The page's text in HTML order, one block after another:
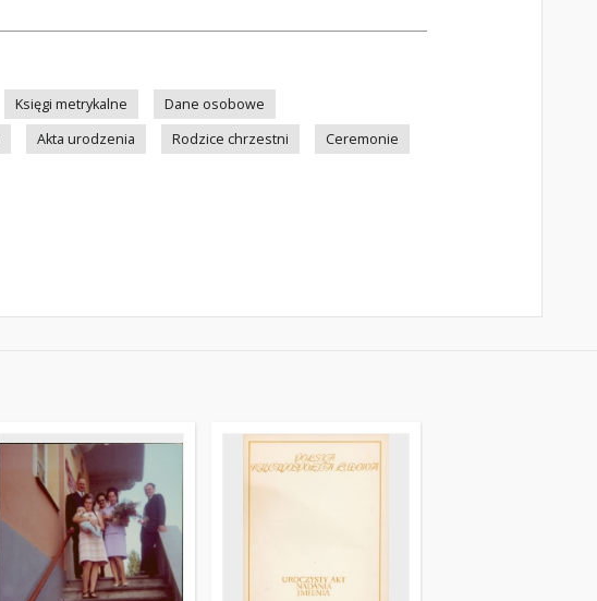
Księgi metrykalne
Dane osobowe
Akta urodzenia Rodzice chrzestni
Ceremonie